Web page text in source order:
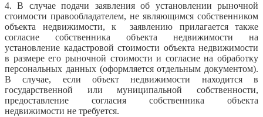
4. В случае подачи заявления об установлении рыночной
стоимости правообладателем, не являющимся собственником
объекта недвижимости, к заявлению прилагается также
согласие собственника объекта недвижимости на
установление кадастровой стоимости объекта недвижимости
в размере его рыночной стоимости и согласие на обработку
персональных данных (оформляется отдельным документом).
В случае, если объект недвижимости находится в
государственной или муниципальной собственности,
предоставление согласия собственника объекта
недвижимости не требуется.